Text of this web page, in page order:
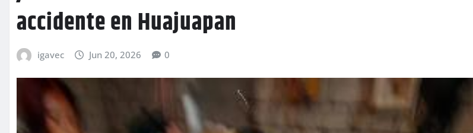
accidente en Huajuapan
igavec Jun 20, 2026 0